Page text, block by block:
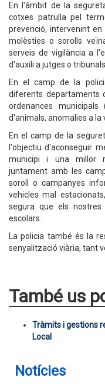
En l'àmbit de la
cotxes patrulla pel
prevenció, intervenint
molèsties o sorolls
serveis de vigilància a
d'auxili a jutges o
En el camp de la
diferents departaments
ordenances
d'animals, anomalies a la
En el camp de la
l'objectiu d'aconseguir
municipi i una millor
juntament amb les
soroll o campanyes
vehicles mal
segura que els
escolars.
La policia també és la
senyalització viària, tant
També us
Tràmits i gestions
Local
Notícies